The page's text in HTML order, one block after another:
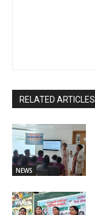
RELATED ARTICLES
NEWS